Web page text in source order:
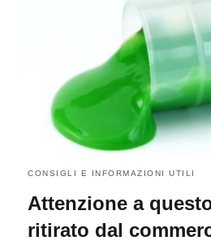
CONSIGLI E INFORMAZIONI UTILI
Attenzione a
ritirato dal